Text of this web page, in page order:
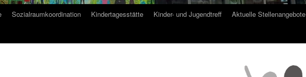
Sozialraumkoordination Kindertagesstätte Kinder- und Jugendtreff Aktuelle Stellenangebote